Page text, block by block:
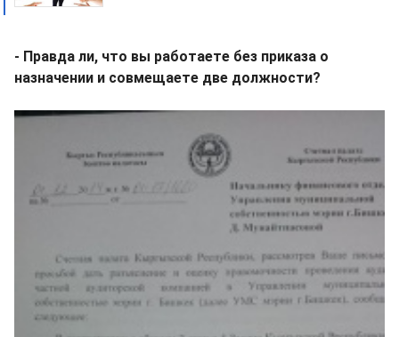
- Правда ли, что вы работаете без приказа о
назначении и совмещаете две должности?